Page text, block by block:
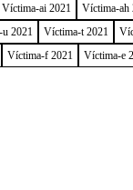
Víctima-ai 2021 Víctima-ah
2021 Víctima-t 2021
Víctima-f 2021 Víctima-e